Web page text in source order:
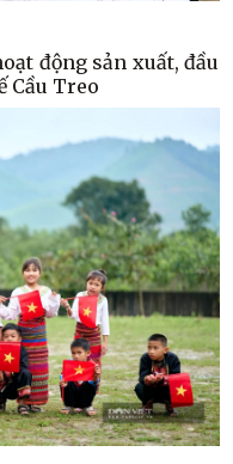
động sản xuất, đầu
Cầu Treo